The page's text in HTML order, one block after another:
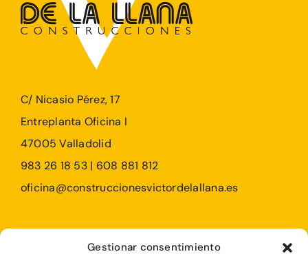
Gestionar consentimiento
C/ Nicasio Pérez, 17
Entreplanta Oficina I
47005 Valladolid
983 26 18 53 | 608 881 812
oficina@construccionesvictordelallana.es